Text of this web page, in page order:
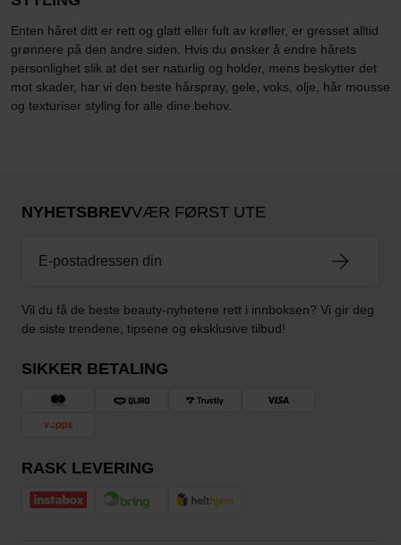
Enten håret ditt er rett og glatt eller fult av krøller, er gresset alltid
grønnere på den andre siden. Hvis du ønsker å endre hårets
personlighet slik at det ser naturlig og holder, mens beskytter det
mot skader, har vi den beste hårspray, gele, voks, olje, hår mousse
og texturiser styling for alle dine behov.
NYHETSBREVVÆR FØRST UTE
Vil du få de beste beauty-nyhetene rett i innboksen? Vi gir deg
de siste trendene, tipsene og eksklusive tilbud!
SIKKER BETALING
RASK LEVERING